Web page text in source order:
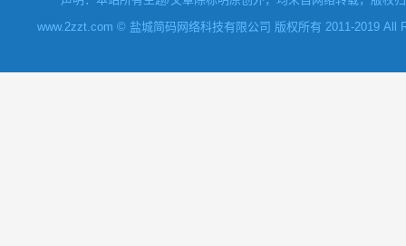
www.2zzt.com © 盐城简码网络科技有限公司 版权所有 2011-2019